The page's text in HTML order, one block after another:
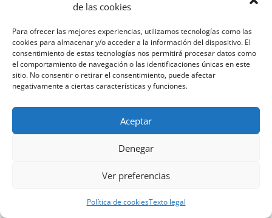
de las cookies
Para ofrecer las mejores experiencias, utilizamos tecnologías como las
cookies para almacenar y/o acceder a la información del dispositivo. El
consentimiento de estas tecnologías nos permitirá procesar datos como
el comportamiento de navegación o las identificaciones únicas en este
sitio. No consentir o retirar el consentimiento, puede afectar
negativamente a ciertas características y funciones.
Aceptar
Denegar
Ver preferencias
Política de cookiesTexto legal
http://venfrico.com/wp-
2022.pdf